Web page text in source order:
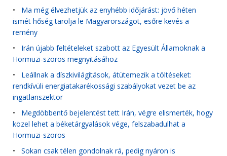
• Ma még élvezhetjük az enyhébb időjárást: jövő héten
ismét hőség tarolja le Magyarországot, esőre kevés a
remény
• Irán újabb feltételeket szabott az Egyesült Államoknak a
Hormuzi-szoros megnyitásához
• Leállnak a díszkivilágítások, átütemezik a töltéseket:
rendkívüli energiatakarékossági szabályokat vezet be az
ingatlanszektor
• Megdöbbentő bejelentést tett Irán, végre elismerték, hogy
közel lehet a béketárgyalások vége, felszabadulhat a
Hormuzi-szoros
• Sokan csak télen gondolnak rá, pedig nyáron is